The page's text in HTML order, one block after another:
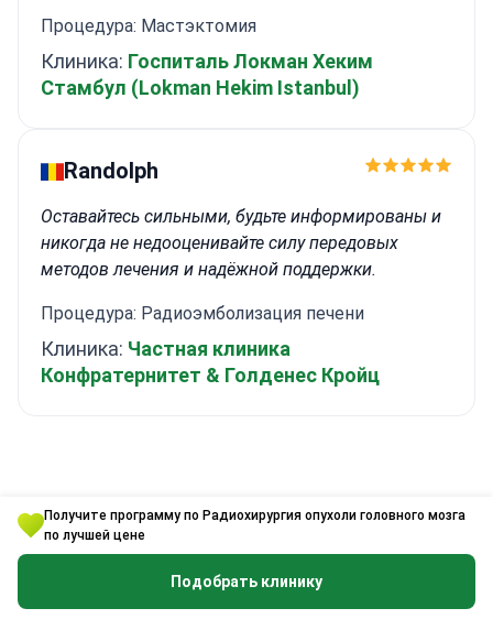
Получите программу по Радиохирургия опухоли головного мозга
по лучшей цене
Подобрать клинику
Процедура: Мастэктомия
Клиника: Госпиталь Локман Хеким
Стамбул (Lokman Hekim Istanbul)
Randolph
Оставайтесь сильными, будьте информированы и
никогда не недооценивайте силу передовых
методов лечения и надёжной поддержки.
Процедура: Радиоэмболизация печени
Клиника: Частная клиника
Конфратернитет & Голденес Кройц
Отзывы о Bookimed: узнайте о
реальном опыте пациентов